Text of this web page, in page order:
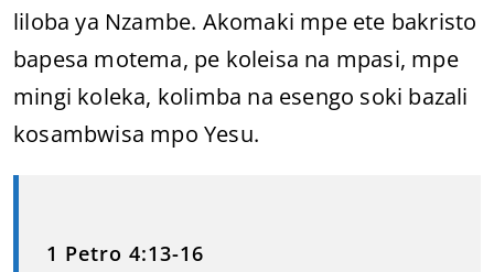
liloba ya Nzambe. Akomaki mpe ete bakristo
bapesa motema, pe koleisa na mpasi, mpe
mingi koleka, kolimba na esengo soki bazali
kosambwisa mpo Yesu.
1 Petro 4:13-16